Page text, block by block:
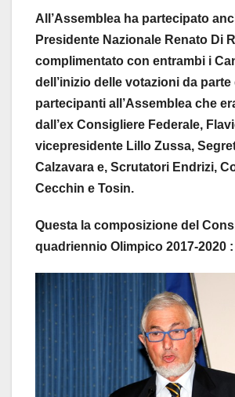
All’Assemblea ha partecipato
Presidente Nazionale Renato Di
complimentato con entrambi i
dell’inizio delle votazioni da parte
partecipanti all’Assemblea che
dall’ex Consigliere Federale,
vicepresidente Lillo Zussa,
Calzavara e, Scrutatori Endrizi,
Cecchin e Tosin.
Questa la composizione del
quadriennio Olimpico 2017-2020 :